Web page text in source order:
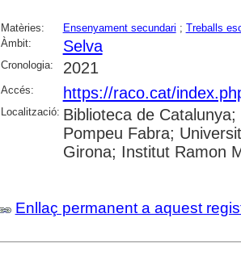
Matèries: Ensenyament secundari ; Treballs
Àmbit:
Selva
Cronologia: 2021
Accés: https://raco.cat/
Localització: Biblioteca de
Pompeu Fabra;
Girona; Institut Ramon
Enllaç permanent a aquest